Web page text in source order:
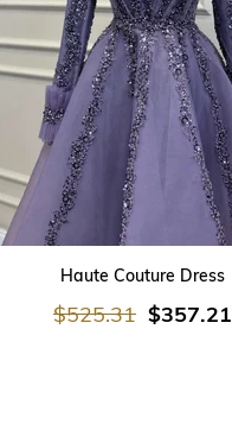
Haute Couture Dress
$357.21
$525.31